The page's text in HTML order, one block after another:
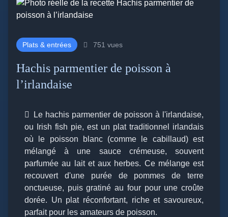
Plats & entrées 751 vues
Hachis parmentier de poisson à
l’irlandaise
Le hachis parmentier de poisson à l'irlandaise,
ou Irish fish pie, est un plat traditionnel irlandais
où le poisson blanc (comme le cabillaud) est
mélangé à une sauce crémeuse, souvent
parfumée au lait et aux herbes. Ce mélange est
recouvert d'une purée de pommes de terre
onctueuse, puis gratiné au four pour une croûte
dorée. Un plat réconfortant, riche et savoureux,
parfait pour les amateurs de poisson.